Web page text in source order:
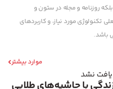
روزنامه و مجله در ستون و
تکنولوژی مورد نیاز، و کاربردهای
باشد.
موارد بیشتر
نشد
با حاشیه‌های طلایی